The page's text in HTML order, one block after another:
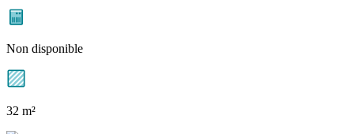
Non disponible
32 m²